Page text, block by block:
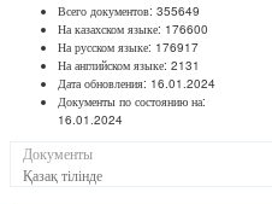
Всего документов: 355649
На казахском языке: 176600
На русском языке: 176917
На английском языке: 2131
Дата обновления: 16.01.2024
Документы по состоянию на:
16.01.2024
Документы
Қазақ тілінде